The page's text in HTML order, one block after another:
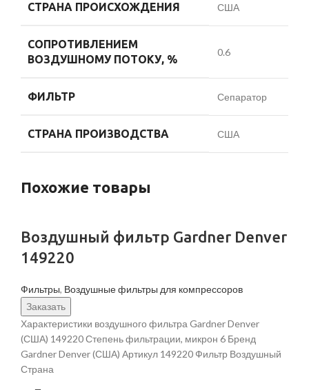
СТРАНА ПРОИСХОЖДЕНИЯ США
СОПРОТИВЛЕНИЕМ
ВОЗДУШНОМУ ПОТОКУ, %
0.6
ФИЛЬТР Сепаратор
СТРАНА ПРОИЗВОДСТВА США
Похожие товары
Воздушный фильтр Gardner Denver
149220
Фильтры, Воздушные фильтры для компрессоров
Заказать
Характеристики воздушного фильтра Gardner Denver
(США) 149220 Степень фильтрации, микрон 6 Бренд
Gardner Denver (США) Артикул 149220 Фильтр Воздушный
Страна